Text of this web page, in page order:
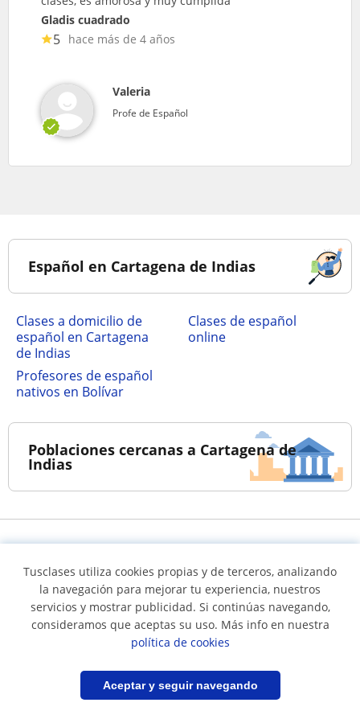
Guardar búsqueda
Gladis cuadrado
5 hace más de 4 años
Valeria
Profe de Español
Español en Cartagena de Indias
Clases a domicilio de
español en Cartagena
de Indias
Clases de español
online
Profesores de español
nativos en Bolívar
Poblaciones cercanas a Cartagena de
Indias
Tusclases utiliza cookies propias y de terceros, analizando
la navegación para mejorar tu experiencia, nuestros
servicios y mostrar publicidad. Si continúas navegando,
consideramos que aceptas su uso. Más info en nuestra
política de cookies
Aceptar y seguir navegando